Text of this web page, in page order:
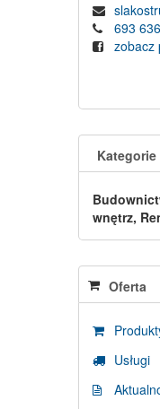
693
zobacz
Kategorie
wnętrz,
Oferta
Usługi